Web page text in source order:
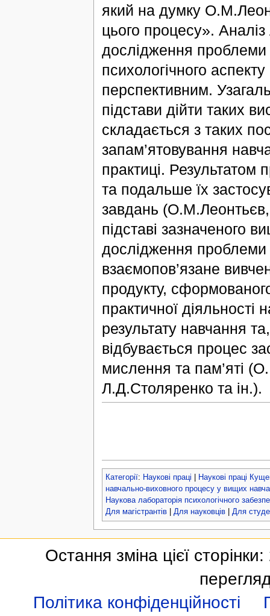
який на думку
цього процесу».
дослідження проблеми
психологічного
перспективним.
підстави дійти таких
складається з таких
запам’ятовування
практиці. Результатом
та подальше їх
завдань
підставі зазначеного
дослідження проблеми
взаємопов’язане
продукту,
практичної діяльності
результату навчання
відбувається процес
мислення та пам’яті
Л.Д.Столяренко та ін.).
Категорії: Наукові праці
Наукові праці
навчально-виховного процесу у вищих
Наукова лабораторія психологічного
Для магістрантів| Для науковців| Для
Остання зміна цієї
Політика конфіденційності